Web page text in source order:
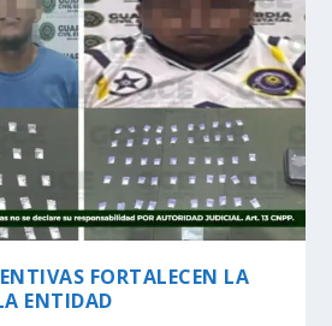
FORTALECEN LA
ENTIDAD